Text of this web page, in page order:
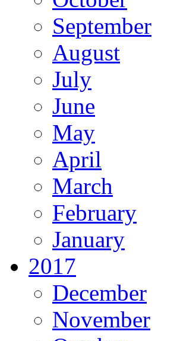
September
August
July
June
May
April
March
February
January
2017
December
November